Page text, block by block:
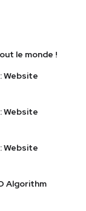
le monde !
Website
Website
Website
Algorithm